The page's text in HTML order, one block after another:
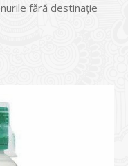
fără destinaţie